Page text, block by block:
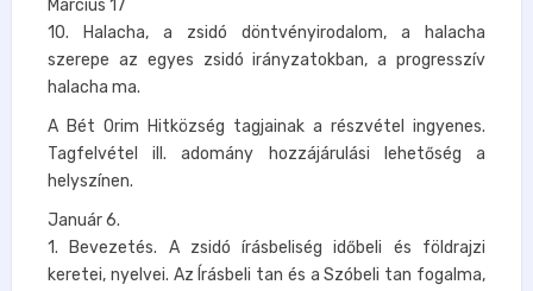
Március 17
10. Halacha, a zsidó döntvényirodalom, a halacha
szerepe az egyes zsidó irányzatokban, a progresszív
halacha ma.
A Bét Orim Hitközség tagjainak a részvétel ingyenes.
Tagfelvétel ill. adomány hozzájárulási lehetőség a
helyszínen.
Január 6.
1. Bevezetés. A zsidó írásbeliség időbeli és földrajzi
keretei, nyelvei. Az Írásbeli tan és a Szóbeli tan fogalma,